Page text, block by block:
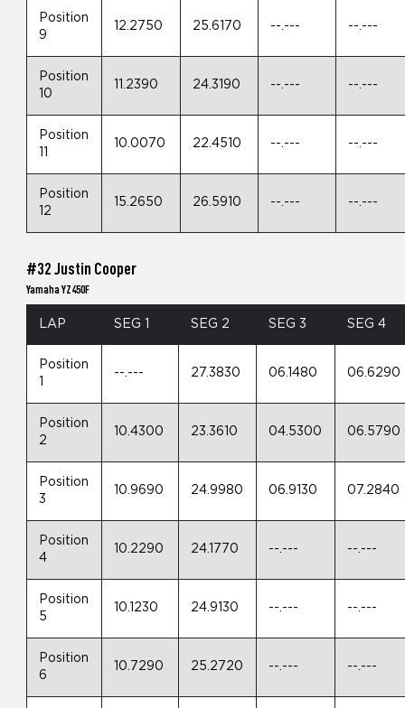
Position
9
12.2750 25.6170 --.--- --.---
Position
10
11.2390 24.3190 --.--- --.---
Position
10.0070 22.4510 --.--- --.---
Position
12
15.2650 26.5910 --.--- --.---
#32 Justin Cooper
Yamaha YZ450F
LAP SEG 1 SEG 2 SEG 3 SEG 4
Position
1
--.--- 27.3830 06.1480 06.6290
Position
2
10.4300 23.3610 04.5300 06.5790
Position
3
10.9690 24.9980 06.9130 07.2840
Position
4
10.2290 24.1770 --.--- --.---
Position
5
10.1230 24.9130 --.--- --.---
Position
6
10.7290 25.2720 --.--- --.---